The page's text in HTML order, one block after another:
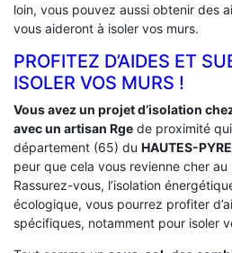
loin, vous pouvez aussi obtenir des
vous aideront à isoler vos murs.
PROFITEZ D’AIDES ET
ISOLER VOS MURS !
Vous avez un projet d’isolation
avec un artisan Rge de proximité
département (65) du HAUTES-
peur que cela vous revienne cher
Rassurez-vous, l’isolation
écologique, vous pourrez profiter
spécifiques, notamment pour isoler